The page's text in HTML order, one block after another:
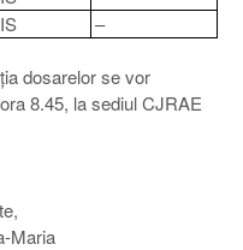
–
dosarelor se vor
8.45, la sediul CJRAE
Maria